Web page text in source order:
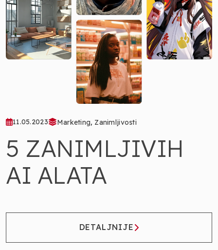
11.05.2023 Marketing, Zanimljivosti
5 ZANIMLJIVIH
AI ALATA
DETALJNIJE